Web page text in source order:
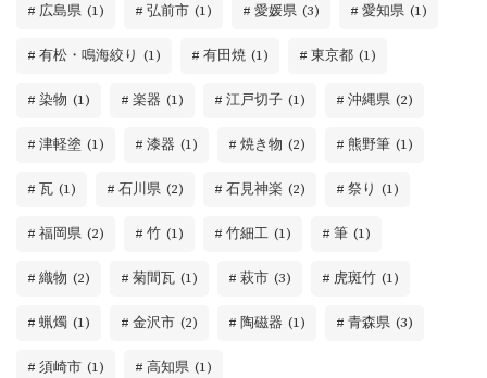
広島県 (1) 弘前市 (1) 愛媛県 (3) 愛知県 (1)
有松・鳴海絞り (1) 有田焼 (1) 東京都 (1)
染物 (1) 楽器 (1) 江戸切子 (1) 沖縄県 (2)
津軽塗 (1) 漆器 (1) 焼き物 (2) 熊野筆 (1)
瓦 (1) 石川県 (2) 石見神楽 (2) 祭り (1)
福岡県 (2) 竹 (1) 竹細工 (1) 筆 (1)
織物 (2) 菊間瓦 (1) 萩市 (3) 虎斑竹 (1)
蝋燭 (1) 金沢市 (2) 陶磁器 (1) 青森県 (3)
須崎市 (1) 高知県 (1)